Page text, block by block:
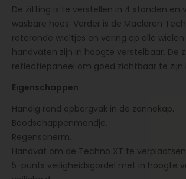
De zitting is te verstellen in 4 standen
wasbare hoes. Verder is de Maclaren
roterende wieltjes en vering op alle
handvaten zijn in hoogte verstelbaar. De
reflectiepaneel om goed zichtbaar te
Eigenschappen
Handig rond opbergvak in de zonnekap.
Boodschappenmandje.
Regenscherm.
Handvat om de Techno XT te
5-punts veiligheidsgordel met in hoogte